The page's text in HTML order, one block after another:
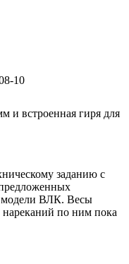
10
и встроенная гиря для
заданию с
модели ВЛК. Весы
нареканий по ним пока